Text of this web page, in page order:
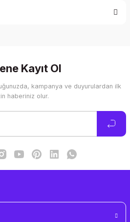
ederiz.
veya görüntülenemiyor.
Kayıt Ol
kampanya ve duyurulardan ilk
haberiniz olur.